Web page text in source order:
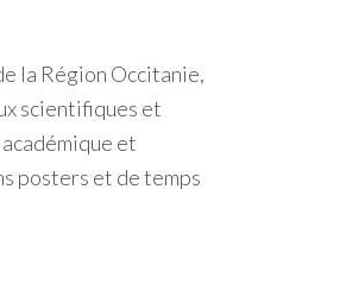
la Région Occitanie,
scientifiques et
et
posters et de temps